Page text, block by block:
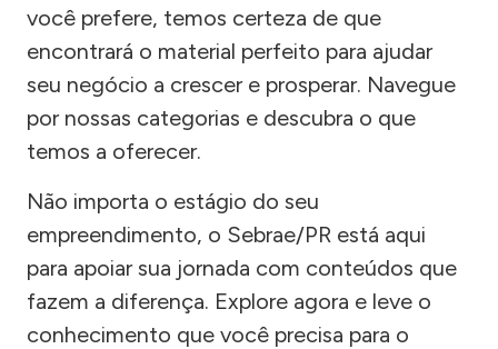
você prefere, temos certeza de que
encontrará o material perfeito para ajudar
seu negócio a crescer e prosperar. Navegue
por nossas categorias e descubra o que
temos a oferecer.
Não importa o estágio do seu
empreendimento, o Sebrae/PR está aqui
para apoiar sua jornada com conteúdos que
fazem a diferença. Explore agora e leve o
conhecimento que você precisa para o